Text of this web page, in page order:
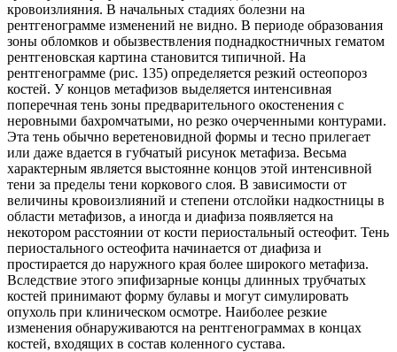
кровоизлияния. В начальных стадиях болезни на
рентгенограмме изменений не видно. В периоде образования
зоны обломков и обызвествления поднадкостничных гематом
рентгеновская картина становится типичной. На
рентгенограмме (рис. 135) определяется резкий остеопороз
костей. У концов метафизов выделяется интенсивная
поперечная тень зоны предварительного окостенения с
неровными бахромчатыми, но резко очерченными контурами.
Эта тень обычно веретеновидной формы и тесно прилегает
или даже вдается в губчатый рисунок метафиза. Весьма
характерным является выстоянне концов этой интенсивной
тени за пределы тени коркового слоя. В зависимости от
величины кровоизлияний и степени отслойки надкостницы в
области метафизов, а иногда и диафиза появляется на
некотором расстоянии от кости периостальный остеофит. Тень
периостального остеофита начинается от диафиза и
простирается до наружного края более широкого метафиза.
Вследствие этого эпифизарные концы длинных трубчатых
костей принимают форму булавы и могут симулировать
опухоль при клиническом осмотре. Наиболее резкие
изменения обнаруживаются на рентгенограммах в концах
костей, входящих в состав коленного сустава.